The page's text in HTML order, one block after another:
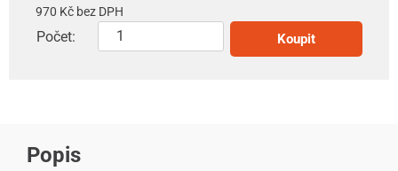
970 Kč bez DPH
Počet: Koupit
Popis